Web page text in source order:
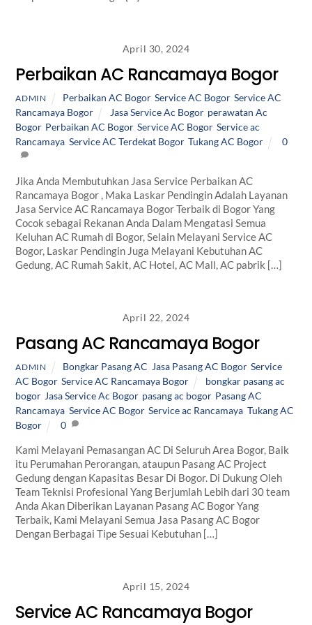
April 30, 2024
Perbaikan AC Rancamaya Bogor
ADMIN Perbaikan AC Bogor, Service AC Bogor, Service AC
Rancamaya Bogor
Jasa Service Ac Bogor, perawatan Ac
Bogor, Perbaikan AC Bogor,Service AC Bogor,Service ac
Rancamaya ,Service AC Terdekat Bogor,Tukang AC Bogor 0
Jika Anda Membutuhkan Jasa Service Perbaikan AC
Rancamaya Bogor , Maka Laskar Pendingin Adalah Layanan
Jasa Service AC Rancamaya Bogor Terbaik di Bogor Yang
Cocok sebagai Rekanan Anda Dalam Mengatasi Semua
Keluhan AC Rumah di Bogor, Selain Melayani Service AC
Bogor, Laskar Pendingin Juga Melayani Kebutuhan AC
Gedung, AC Rumah Sakit, AC Hotel, AC Mall, AC pabrik […]
April 22, 2024
Pasang AC Rancamaya Bogor
ADMIN Bongkar Pasang AC Jasa Pasang AC Bogor, Service
AC Bogor,Service AC Rancamaya Bogor
bongkar pasang ac
bogor,Jasa Service Ac Bogor, pasang ac bogor, Pasang AC
Rancamaya ,Service AC Bogor,Service ac Rancamaya ,Tukang AC
Bogor
0
Kami Melayani Pemasangan AC Di Seluruh Area Bogor, Baik
itu Perumahan Perorangan, ataupun Pasang AC Project
Gedung dengan Kapasitas Besar Di Bogor. Di Dukung Oleh
Team Teknisi Profesional Yang Berjumlah Lebih dari 30 team
Anda Akan Diberikan Layanan Pasang AC Bogor Yang
Terbaik, Kami Melayani Semua Jasa Pasang AC Bogor
Dengan Berbagai Tipe Sesuai Kebutuhan […]
April 15, 2024
Service AC Rancamaya Bogor